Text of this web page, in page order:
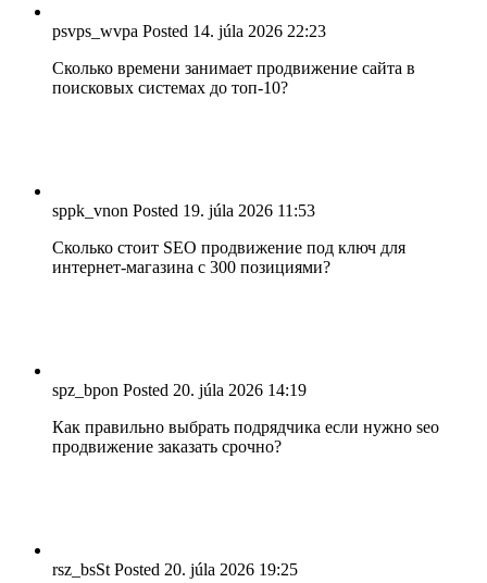
psvps_wvpa Posted 14. júla 2026 22:23
Сколько времени занимает продвижение сайта в
поисковых системах до топ-10?
sppk_vnon Posted 19. júla 2026 11:53
Сколько стоит SEO продвижение под ключ для
интернет-магазина с 300 позициями?
spz_bpon Posted 20. júla 2026 14:19
Как правильно выбрать подрядчика если нужно seo
продвижение заказать срочно?
rsz_bsSt Posted 20. júla 2026 19:25